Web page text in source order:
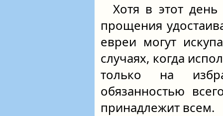
Хотя в этот
прощения
евреи могут
случаях, когда
только на
обязанностью
принадлежит всем.